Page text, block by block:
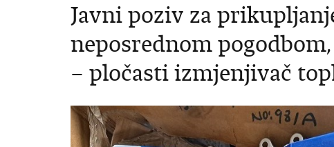
Javni poziv za
neposrednom
– pločasti izmjenjivač